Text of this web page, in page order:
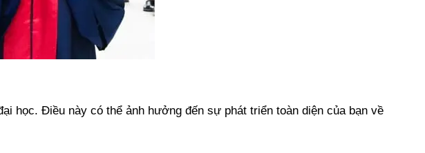
học. Điều này có thể ảnh hưởng đến sự phát triển toàn diện của bạn về